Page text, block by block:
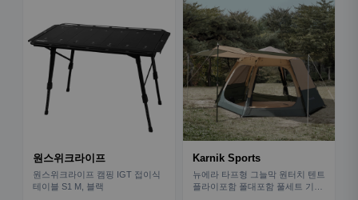
원스위크라이프
원스위크라이프 캠핑 IGT 접이식
테이블 S1 M, 블랙
Karnik Sports
뉴에라 타프형 그늘막 원터치 텐트
플라이포함 폴대포함 풀세트 기본